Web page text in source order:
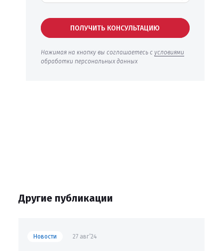
ПОЛУЧИТЬ КОНСУЛЬТАЦИЮ
Нажимая на кнопку вы соглашаетесь с условиями
обработки персональных данных
Другие публикации
Новости 27 авг’24